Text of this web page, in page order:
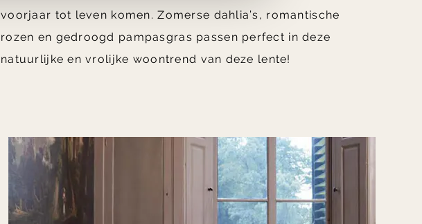
voorjaar tot leven komen. Zomerse dahlia’s, romantische
rozen en gedroogd pampasgras passen perfect in deze
natuurlijke en vrolijke woontrend van deze lente!